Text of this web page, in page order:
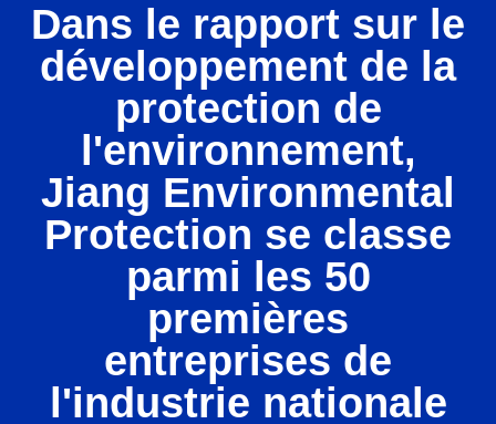
Dans le rapport sur le
développement de la
protection de
l'environnement,
Jiang Environmental
Protection se classe
parmi les 50
premières
entreprises de
l'industrie nationale